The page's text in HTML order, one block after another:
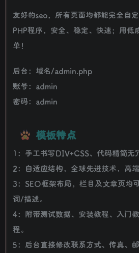
友好的seo，所有页面均都能完全自
PHP程序，安全、稳定、快速；用低
单！
后台：域名/admin.php
账号：admin
密码：admin
模板特点
1：手工书写DIV+CSS、代码精简无
2：自适应结构，全球先进技术，高端
3：SEO框架布局，栏目及文章页均
词/描述。
4：附带测试数据、安装教程、入门
程。
5：后台直接修改联系方式、传真、